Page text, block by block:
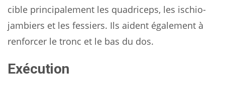
cible principalement les quadriceps, les ischio-
jambiers et les fessiers. Ils aident également à
renforcer le tronc et le bas du dos.
Exécution